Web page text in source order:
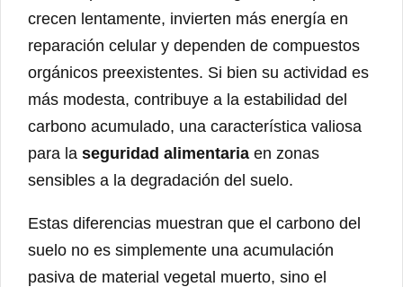
crecen lentamente, invierten más energía en
reparación celular y dependen de compuestos
orgánicos preexistentes. Si bien su actividad es
más modesta, contribuye a la estabilidad del
carbono acumulado, una característica valiosa
para la seguridad alimentaria en zonas
sensibles a la degradación del suelo.
Estas diferencias muestran que el carbono del
suelo no es simplemente una acumulación
pasiva de material vegetal muerto, sino el